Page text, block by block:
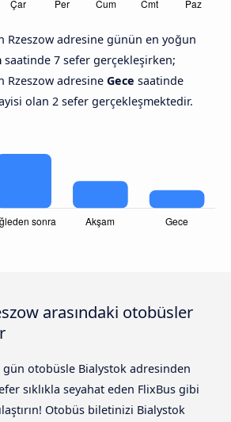
Rzeszow adresine günün en yoğun
saatinde 7 sefer gerçekleşirken;
Rzeszow adresine Gece saatinde
olan 2 sefer gerçekleşmektedir.
arasındaki otobüsler
gün otobüsle Bialystok adresinden
sıklıkla seyahat eden FlixBus gibi
Otobüs biletinizi Bialystok